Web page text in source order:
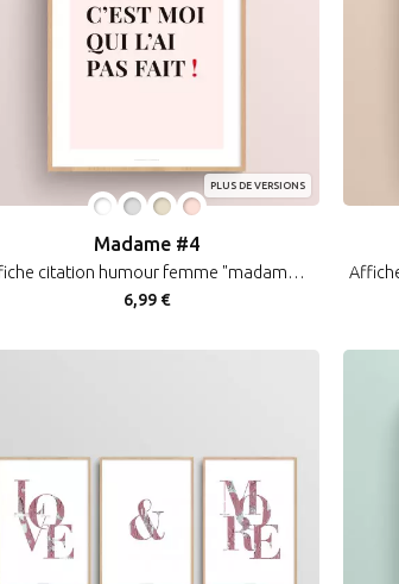
PLUS DE VERSIONS
Madame #4
Affiche citation humour femme "madame c’est moi qui l’ai pas fait !"
6,99 €